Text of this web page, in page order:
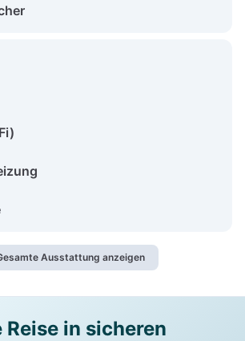
Ausstattung anzeigen
Reise in sicheren